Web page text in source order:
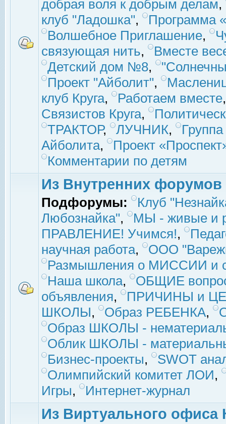
добрая воля к добрым делам,
клуб "Ладошка",
Программа
Волшебное Приглашение,
связующая нить,
Вместе
Детский дом №8,
Проект "Айболит",
клуб Круга, Работаем вместе
Связистов Круга,
ТРАКТОР, ЛУЧНИК,
Айболита,
Проект
Комментарии по детям
Из Внутренних форумов
Подфорумы:
Клуб
Любознайка",
МЫ - живые и
ПРАВЛЕНИЕ! Учимся!,
научная работа,
ООО
Размышления о МИССИИ и
Наша школа,
ОБЩИЕ
объявления,
ПРИЧИНЫ и
ШКОЛЫ, Образ РЕБЕНКА,
Образ ШКОЛЫ -
Облик ШКОЛЫ -
Бизнес-проекты,
SWOT
Олимпийский комитет ЛОИ,
Игры, Интернет-журнал
Из Виртуального офиса